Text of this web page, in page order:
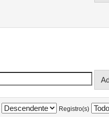
Registro(s)